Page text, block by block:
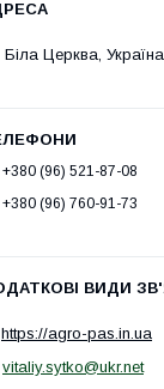
Біла Церква, Україна
+380 (96) 521-87-08
+380 (96) 760-91-73
https://agro-pas.in.ua
vitaliy.sytko@ukr.net